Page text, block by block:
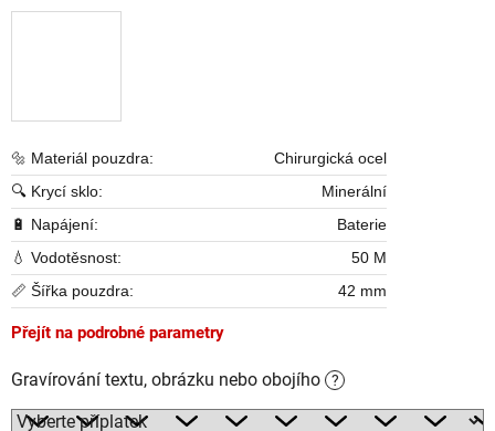
🔩 Materiál pouzdra:
Chirurgická ocel
🔍 Krycí sklo:
Minerální
🔋 Napájení:
Baterie
💧 Vodotěsnost:
50 M
📏 Šířka pouzdra:
42 mm
Přejít na podrobné parametry
Gravírování textu, obrázku nebo obojího ?